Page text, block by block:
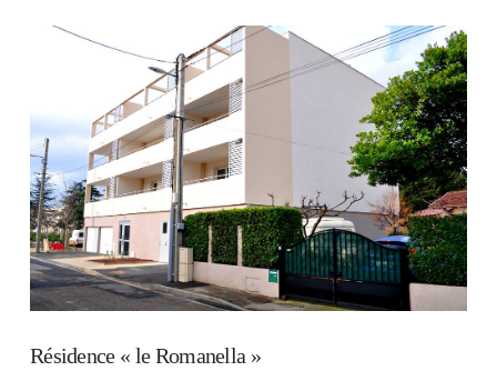
VIEW POST
Résidence « le Romanella »